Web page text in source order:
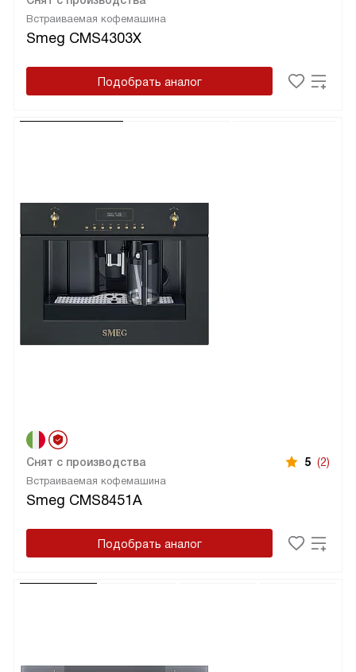
Встраиваемая кофемашина
Smeg CMS4303X
Подобрать аналог
Встраиваемая кофемашина
Smeg CMS8451A
Снят с производства 5 (2)
Подобрать аналог